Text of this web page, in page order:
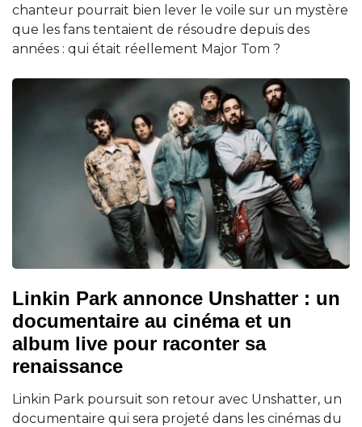
chanteur pourrait bien lever le voile sur un mystère
que les fans tentaient de résoudre depuis des
années : qui était réellement Major Tom ?
Linkin Park annonce Unshatter : un
documentaire au cinéma et un
album live pour raconter sa
renaissance
Linkin Park poursuit son retour avec Unshatter, un
documentaire qui sera projeté dans les cinémas du